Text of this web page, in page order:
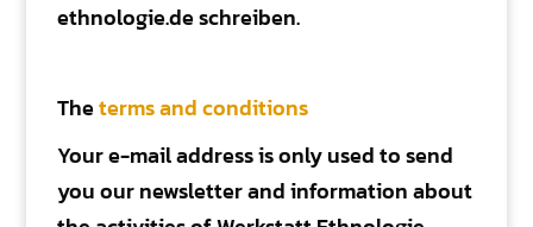
ethnologie.de schreiben.
Theterms and conditions
Your e-mail address is only used to send
you our newsletter and information about